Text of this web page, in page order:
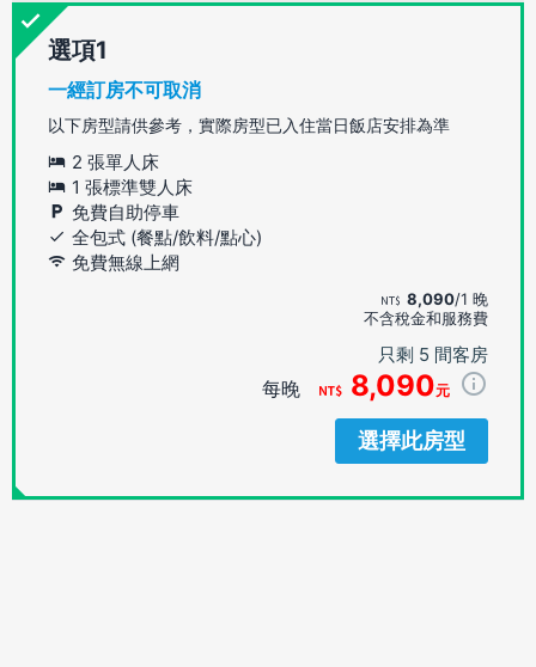
選項
一經訂房不可取消
以下房型請供參考，實際房型已入住當日飯店安排為準
2 張單人床
1 張標準雙人床
免費自助停車
全包式 (餐點/飲料/點心)
免費無線上網
8,090/1 晚
不含稅金和服務費
只剩 5 間客房
每晚 8,090元
選擇此房型